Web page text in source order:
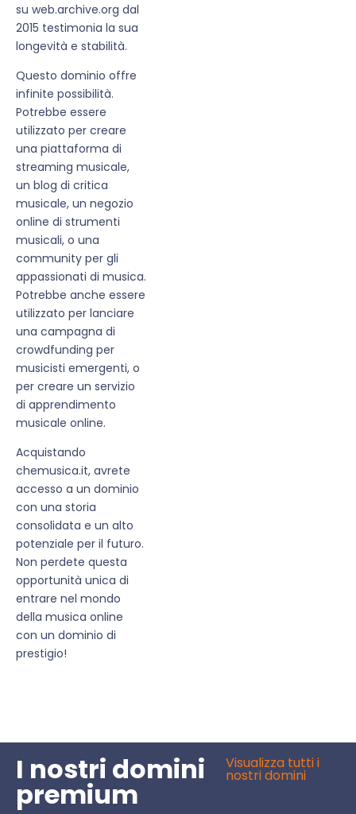
su web.archive.org dal
2015 testimonia la sua
longevità e stabilità.
Questo dominio offre
infinite possibilità.
Potrebbe essere
utilizzato per creare
una piattaforma di
streaming musicale,
un blog di critica
musicale, un negozio
online di strumenti
musicali, o una
community per gli
appassionati di musica.
Potrebbe anche essere
utilizzato per lanciare
una campagna di
crowdfunding per
musicisti emergenti, o
per creare un servizio
di apprendimento
musicale online.
Acquistando
chemusica.it, avrete
accesso a un dominio
con una storia
consolidata e un alto
potenziale per il futuro.
Non perdete questa
opportunità unica di
entrare nel mondo
della musica online
con un dominio di
prestigio!
I nostri domini
premium
Visualizza tutti i
nostri domini